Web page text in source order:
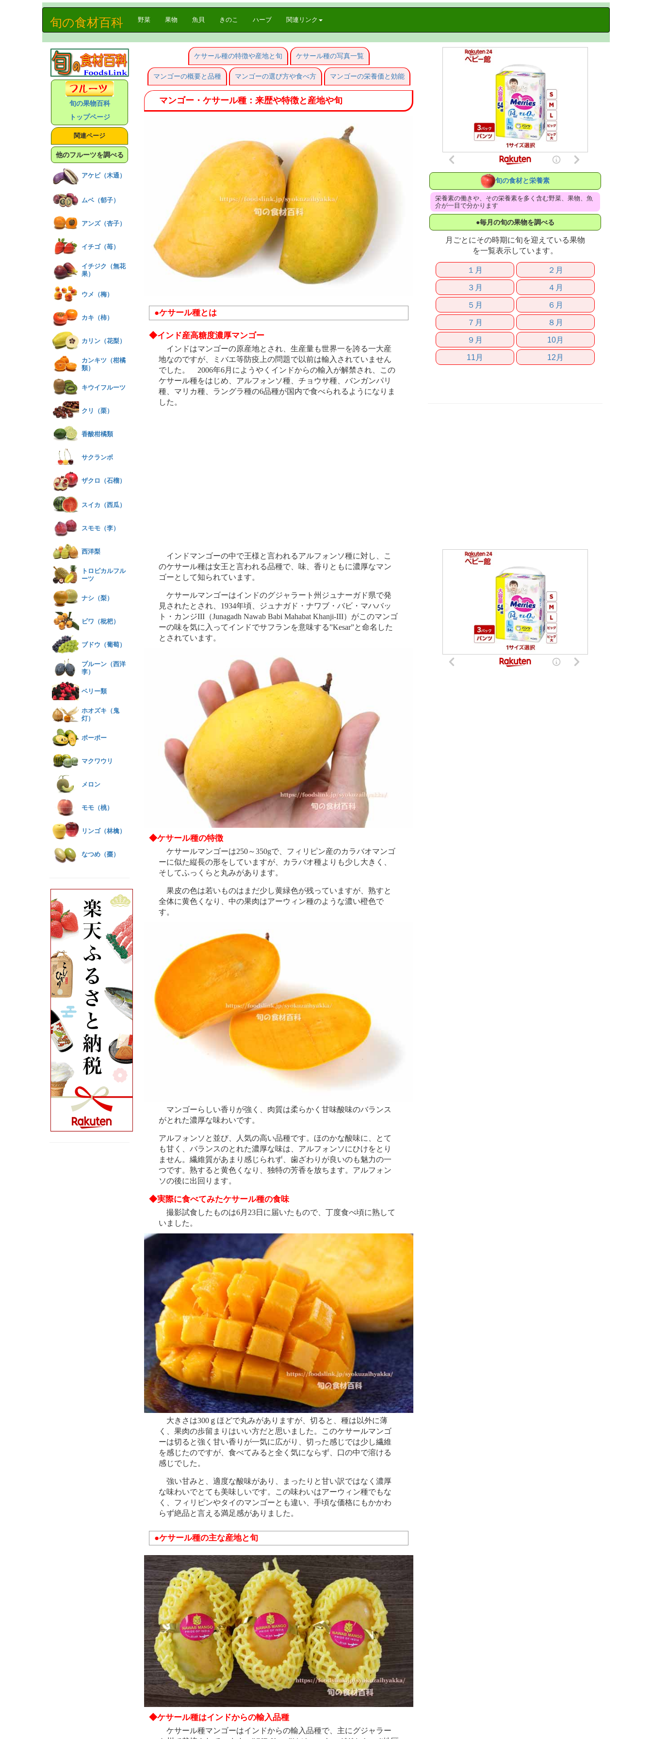
旬の食材百科 野菜(current)
果物 魚貝 きのこ ハーブ 関連リンク
ケサール種の特徴や産地と旬 ケサール種の写真一覧
マンゴーの概要と品種 マンゴーの選び方や食べ方 マンゴーの栄養価と効能
マンゴー・ケサール種：来歴や特徴と産地や旬
●ケサール種とは
◆インド産高糖度濃厚マンゴー
インドはマンゴーの原産地とされ、生産量も世界一を誇る一大産
地なのですが、ミバエ等防疫上の問題で以前は輸入されていません
でした。 2006年6月にようやくインドからの輸入が解禁され、この
ケサール種をはじめ、アルフォンソ種、チョウサ種、バンガンパリ
種、マリカ種、ラングラ種の6品種が国内で食べられるようになりま
した。
インドマンゴーの中で王様と言われるアルフォンソ種に対し、こ
のケサール種は女王と言われる品種で、味、香りともに濃厚なマン
ゴーとして知られています。
ケサールマンゴーはインドのグジャラート州ジュナーガド県で発
見されたとされ、1934年頃、ジュナガド・ナワブ・バビ・マハバッ
ト・カンジIII（Junagadh Nawab Babi Mahabat Khanji-III）がこのマンゴ
ーの味を気に入ってインドでサフランを意味する”Kesar”と命名した
とされています。
◆ケサール種の特徴
ケサールマンゴーは250～350gで、フィリピン産のカラバオマンゴ
ーに似た縦長の形をしていますが、カラバオ種よりも少し大きく、
そしてふっくらと丸みがあります。
果皮の色は若いものはまだ少し黄緑色が残っていますが、熟すと
全体に黄色くなり、中の果肉はアーウィン種のような濃い橙色で
す。
マンゴーらしい香りが強く、肉質は柔らかく甘味酸味のバランス
がとれた濃厚な味わいです。
アルフォンソと並び、人気の高い品種です。ほのかな酸味に、とて
も甘く、バランスのとれた濃厚な味は、アルフォンソにひけをとり
ません。繊維質があまり感じられず、歯ざわりが良いのも魅力の一
つです。熟すると黄色くなり、独特の芳香を放ちます。アルフォン
ソの後に出回ります。
◆実際に食べてみたケサール種の食味
撮影試食したものは6月23日に届いたもので、丁度食べ頃に熟して
いました。
大きさは300ｇほどで丸みがありますが、切ると、種は以外に薄
く、果肉の歩留まりはいい方だと思いました。このケサールマンゴ
ーは切ると強く甘い香りが一気に広がり、切った感じでは少し繊維
を感じたのですが、食べてみると全く気にならず、口の中で溶ける
感じでした。
強い甘みと、適度な酸味があり、まったりと甘い訳ではなく濃厚
な味わいでとても美味しいです。この味わいはアーウィン種でもな
く、フィリピンやタイのマンゴーとも違い、手頃な価格にもかかわ
らず絶品と言える満足感がありました。
●ケサール種の主な産地と旬
◆ケサール種はインドからの輸入品種
ケサール種マンゴーはインドからの輸入品種で、主にグジャラー
旬の果物百科
トップページ
関連ページ
他のフルーツを調べる
アケビ（木通）
ムベ（郁子）
アンズ（杏子）
イチゴ（苺）
イチジク（無花
果）
ウメ（梅）
カキ（柿）
カリン（花梨）
カンキツ（柑橘
類）
キウイフルーツ
クリ（栗）
香酸柑橘類
サクランボ
ザクロ（石榴）
スイカ（西瓜）
スモモ（李）
西洋梨
トロピカルフル
ーツ
ナシ（梨）
ビワ（枇杷）
ブドウ（葡萄）
プルーン（西洋
李）
ベリー類
ホオズキ（鬼
灯）
ポーポー
マクワウリ
メロン
モモ（桃）
リンゴ（林檎）
なつめ（棗）
旬の食材と栄養素
栄養素の働きや、その栄養素を多く含む野菜、果物、魚
介が一目で分かります
●毎月の旬の果物を調べる
月ごとにその時期に旬を迎えている果物
を一覧表示しています。
１月
２月
３月
４月
５月
６月
７月
８月
９月
10月
11月
12月